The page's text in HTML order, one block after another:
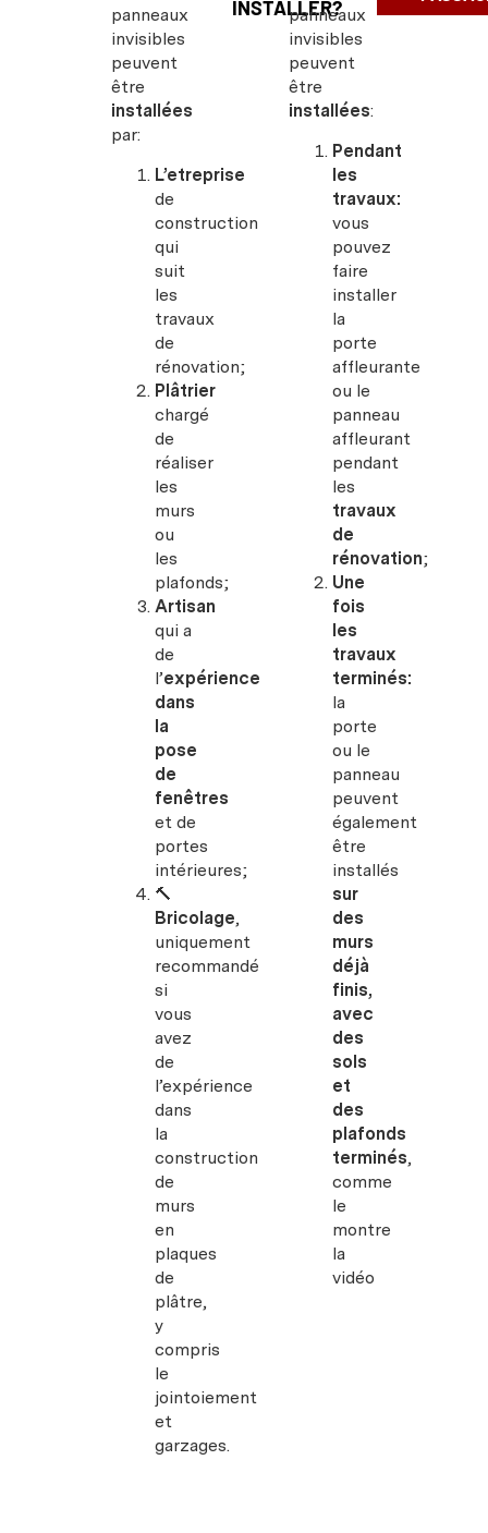
panneaux
invisibles
peuvent
être
installées
par:
L’etreprise
de
construction
qui
suit
les
travaux
de
rénovation;
Plâtrier
chargé
de
réaliser
les
murs
ou
les
plafonds;
Artisan
qui a
de
l’expérience
dans
la
pose
de
fenêtres
et de
portes
intérieures;
🔨
Bricolage,
uniquement
recommandé
si
vous
avez
de
l’expérience
dans
la
construction
de
murs
en
plaques
de
plâtre,
y
compris
le
jointoiement
et
garzages.
INSTALLER?
panneaux
invisibles
peuvent
être
installées:
Pendant
les
travaux:
vous
pouvez
faire
installer
la
porte
affleurante
ou le
panneau
affleurant
pendant
les
travaux
de
rénovation;
Une
fois
les
travaux
terminés:
la
porte
ou le
panneau
peuvent
également
être
installés
sur
des
murs
déjà
finis,
avec
des
sols
et
des
plafonds
terminés,
comme
le
montre
la
vidéo